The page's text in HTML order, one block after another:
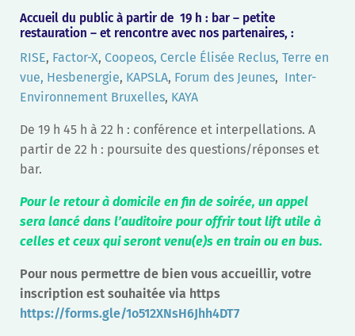
Accueil du public à partir de 19 h : bar – petite
restauration – et rencontre avec nos partenaires, :
RISE, Factor-X, Coopeos, Cercle Élisée Reclus, Terre en
vue, Hesbenergie, KAPSLA, Forum des Jeunes, Inter-
Environnement Bruxelles, KAYA
De 19 h 45 h à 22 h : conférence et interpellations. A
partir de 22 h : poursuite des questions/réponses et
bar.
Pour le retour à domicile en fin de soirée, un appel
sera lancé dans l’auditoire pour offrir tout lift utile à
celles et ceux qui seront venu(e)s en train ou en bus.
Pour nous permettre de bien vous accueillir, votre
inscription est souhaitée via https
https://forms.gle/1o512XNsH6Jhh4DT7